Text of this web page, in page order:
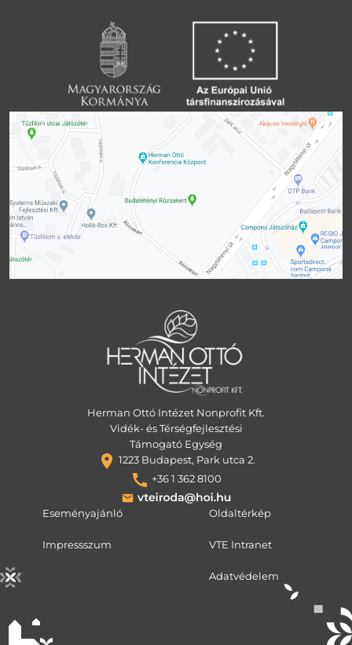
Herman Ottó Intézet Nonprofit Kft.
Vidék- és Térségfejlesztési
Támogató Egység
1223 Budapest, Park utca 2.
+36 1 362 8100
Eseményajánló
Impressszum
Oldaltérkép
VTE Intranet
Adatvédelem